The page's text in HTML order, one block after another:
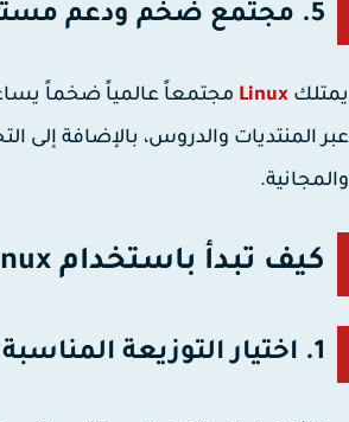
Linuxمجتمعاً عالمياً ضخماً
المنتديات والدروس، بالإضافة إلى
كيف تبدأ باستخدام Linux بسهولة؟